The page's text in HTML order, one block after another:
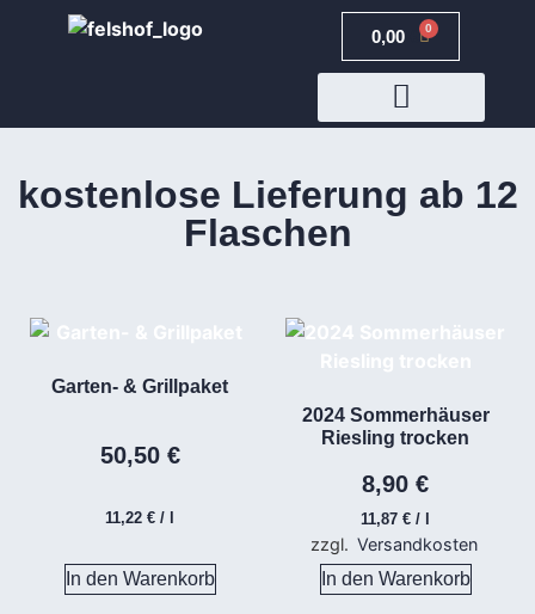
0,00 € 0
kostenlose Lieferung ab 12
Flaschen
Garten- & Grillpaket
50,50 €
11,22 € / l
In den Warenkorb
2024 Sommerhäuser
Riesling trocken
8,90 €
11,87 € / l
zzgl. Versandkosten
In den Warenkorb